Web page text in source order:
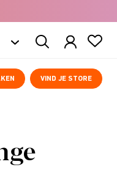
Search
Products
VIND JE STORE